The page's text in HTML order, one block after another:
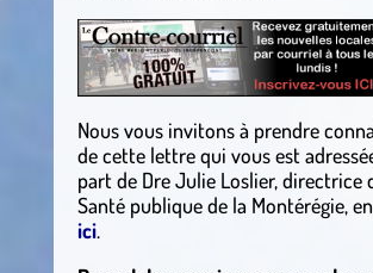
Nous vous invitons à prendre
de cette lettre qui vous est
part de Dre Julie Loslier, directrice
Santé publique de la Montérégie,
ici.